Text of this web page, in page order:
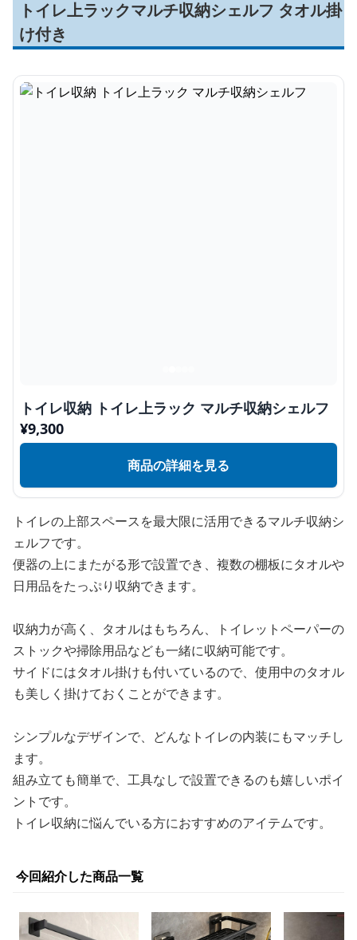
トイレ上ラックマルチ収納シェルフ タオル掛
け付き
トイレ収納 トイレ上ラック マルチ収納シェルフ
¥9,300
商品の詳細を見る
トイレの上部スペースを最大限に活用できるマルチ収納シ
ェルフです。
便器の上にまたがる形で設置でき、複数の棚板にタオルや
日用品をたっぷり収納できます。
収納力が高く、タオルはもちろん、トイレットペーパーの
ストックや掃除用品なども一緒に収納可能です。
サイドにはタオル掛けも付いているので、使用中のタオル
も美しく掛けておくことができます。
シンプルなデザインで、どんなトイレの内装にもマッチし
ます。
組み立ても簡単で、工具なしで設置できるのも嬉しいポイ
ントです。
トイレ収納に悩んでいる方におすすめのアイテムです。
今回紹介した商品一覧